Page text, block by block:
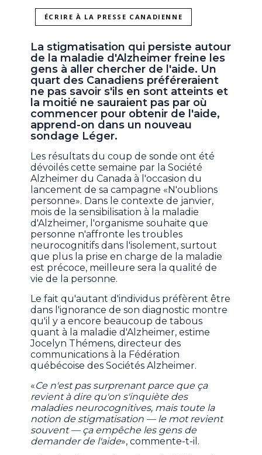
ÉCRIRE À LA PRESSE CANADIENNE
La stigmatisation qui persiste autour
de la maladie d'Alzheimer freine les
gens à aller chercher de l'aide. Un
quart des Canadiens préféreraient
ne pas savoir s'ils en sont atteints et
la moitié ne sauraient pas par où
commencer pour obtenir de l'aide,
apprend-on dans un nouveau
sondage Léger.
Les résultats du coup de sonde ont été
dévoilés cette semaine par la Société
Alzheimer du Canada à l'occasion du
lancement de sa campagne «N'oublions
personne». Dans le contexte de janvier,
mois de la sensibilisation à la maladie
d'Alzheimer, l'organisme souhaite que
personne n'affronte les troubles
neurocognitifs dans l'isolement, surtout
que plus la prise en charge de la maladie
est précoce, meilleure sera la qualité de
vie de la personne.
Le fait qu'autant d'individus préfèrent être
dans l'ignorance de son diagnostic montre
qu'il y a encore beaucoup de tabous
quant à la maladie d'Alzheimer, estime
Jocelyn Thémens, directeur des
communications à la Fédération
québécoise des Sociétés Alzheimer.
«Ce n'est pas surprenant parce que ça
revient à dire qu'on s'inquiète des
maladies neurocognitives, mais toute la
notion de stigmatisation — le mot revient
souvent — ça empêche les gens de
demander de l'aide», commente-t-il.